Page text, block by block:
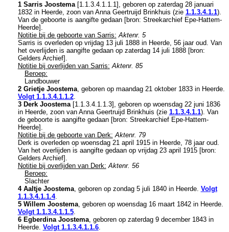
1 Sarris Joostema[1.1.3.4.1.1.1], geboren op zaterdag 28 januari
1832 in Heerde, zoon van Anna Geertruijd Brinkhuis (zie 1.1.3.4.1.1).
Van de geboorte is aangifte gedaan [bron: Streekarchief Epe-Hattem-
Heerde].
Notitie bij de geboorte van Sarris: Aktenr. 5
Sarris is overleden op vrijdag 13 juli 1888 in Heerde, 56 jaar oud. Van
het overlijden is aangifte gedaan op zaterdag 14 juli 1888 [bron:
Gelders Archief].
Notitie bij overlijden van Sarris: Aktenr. 85
Beroep:
Landbouwer
2 Grietje Joostema, geboren op maandag 21 oktober 1833 in Heerde.
Volgt 1.1.3.4.1.1.2.
3 Derk Joostema[1.1.3.4.1.1.3], geboren op woensdag 22 juni 1836
in Heerde, zoon van Anna Geertruijd Brinkhuis (zie 1.1.3.4.1.1). Van
de geboorte is aangifte gedaan [bron: Streekarchief Epe-Hattem-
Heerde].
Notitie bij de geboorte van Derk: Aktenr. 79
Derk is overleden op woensdag 21 april 1915 in Heerde, 78 jaar oud.
Van het overlijden is aangifte gedaan op vrijdag 23 april 1915 [bron:
Gelders Archief].
Notitie bij overlijden van Derk: Aktenr. 56
Beroep:
Slachter
4 Aaltje Joostema, geboren op zondag 5 juli 1840 in Heerde. Volgt
1.1.3.4.1.1.4.
5 Willem Joostema, geboren op woensdag 16 maart 1842 in Heerde.
Volgt 1.1.3.4.1.1.5.
6 Egberdina Joostema, geboren op zaterdag 9 december 1843 in
Heerde. Volgt 1.1.3.4.1.1.6.